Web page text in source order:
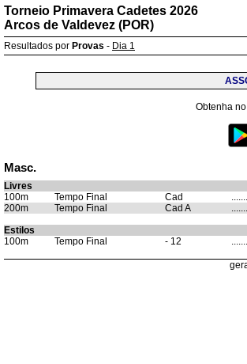
Torneio Primavera Cadetes 2026
Arcos de Valdevez (POR)
Resultados por Provas - Dia 1
Obtenha
Masc.
Livres
100m
Tempo Final Cad
200m
Tempo Final Cad A
Estilos
100m
Tempo Final - 12